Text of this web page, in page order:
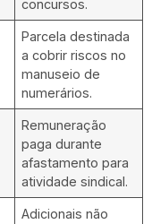
concursos.
Parcela destinada
a cobrir riscos no
manuseio de
numerários.
Remuneração
paga durante
afastamento para
atividade sindical.
Adicionais não